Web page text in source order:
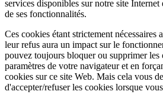
services disponibles sur notre site
de ses fonctionnalités.
Ces cookies étant strictement nécessaires
leur refus aura un impact sur le
pouvez toujours bloquer ou supprimer
paramètres de votre navigateur et en
cookies sur ce site Web. Mais cela vous
d'accepter/refuser les cookies lorsque